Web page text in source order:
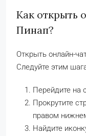
Как открыть
Пинап?
Открыть онлайн-
Следуйте этим
Перейдите на
Прокрутите
правом
Найдите